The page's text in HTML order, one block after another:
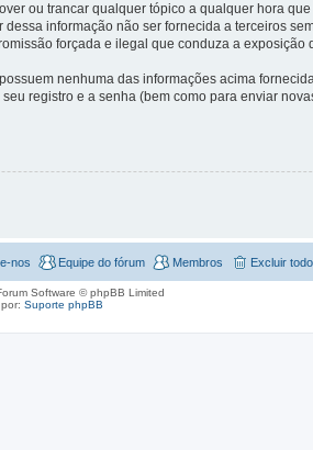
ou trancar qualquer tópico a qualquer hora
informação não ser fornecida a terceiros
forçada e ilegal que conduza a exposição
nenhuma das informações acima
registro e a senha (bem como para enviar
Excluir
Membros
Equipe do fórum
nos
Software © phpBB Limited
Suporte phpBB